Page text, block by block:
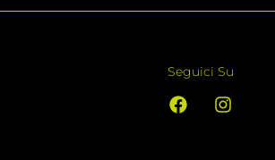
Seguici Su